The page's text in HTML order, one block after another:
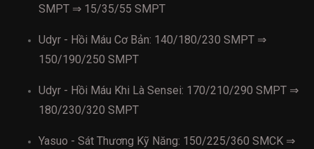
SMPT ⇒ 15/35/55 SMPT
Udyr - Hồi Máu Cơ Bản: 140/180/230 SMPT ⇒
150/190/250 SMPT
Udyr - Hồi Máu Khi Là Sensei: 170/210/290 SMPT ⇒
180/230/320 SMPT
Yasuo - Sát Thương Kỹ Năng: 150/225/360 SMCK ⇒